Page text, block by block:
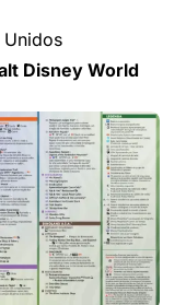
Unidos
Disney World